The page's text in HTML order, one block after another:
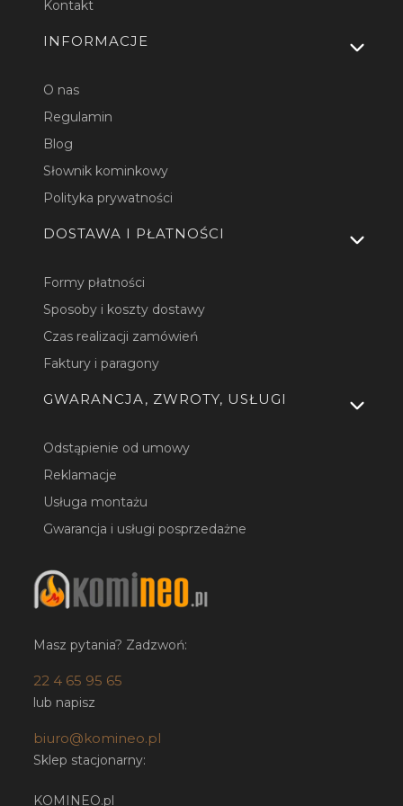
Kontakt
INFORMACJE
O nas
Regulamin
Blog
Słownik kominkowy
Polityka prywatności
DOSTAWA I PŁATNOŚCI
Formy płatności
Sposoby i koszty dostawy
Czas realizacji zamówień
Faktury i paragony
GWARANCJA, ZWROTY, USŁUGI
Odstąpienie od umowy
Reklamacje
Usługa montażu
Gwarancja i usługi posprzedażne
Masz pytania? Zadzwoń:
22 4 65 95 65
lub napisz
biuro@komineo.pl
Sklep stacjonarny:
KOMINEO.pl